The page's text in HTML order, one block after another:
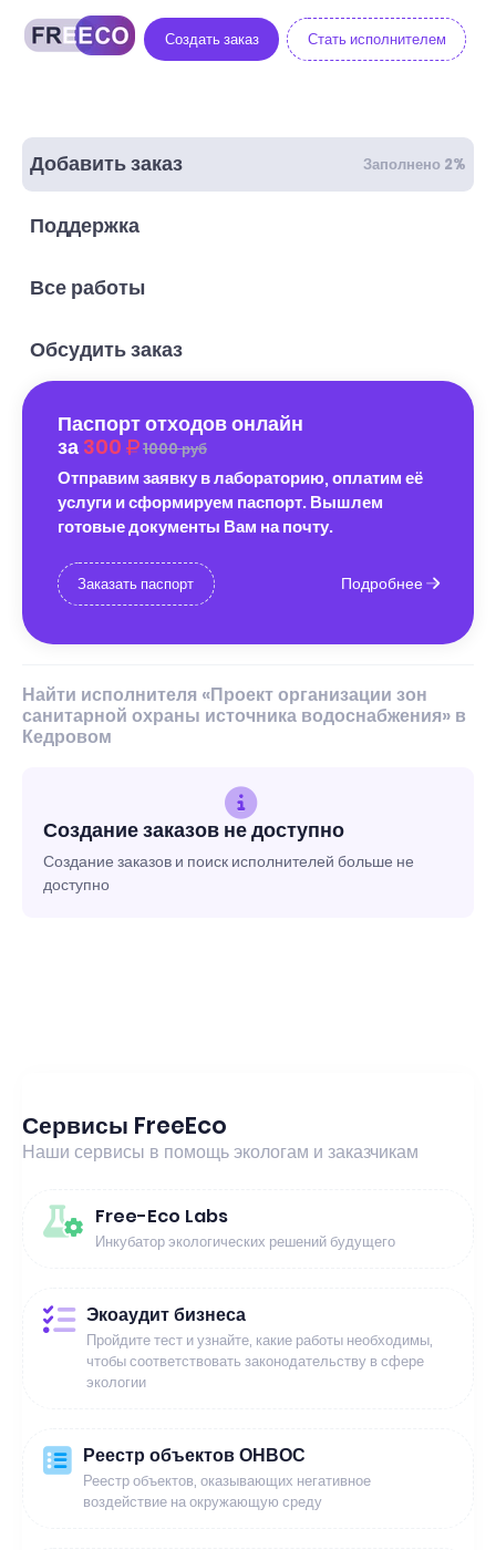
Создать заказ Стать исполнителем
Добавить заказ Заполнено 2%
Поддержка
Все работы
Обсудить заказ
Паспорт отходов онлайн
за 300 1000 руб
Отправим заявку в лабораторию, оплатим её
услуги и сформируем паспорт. Вышлем
готовые документы Вам на почту.
Заказать паспорт Подробнее
Найти исполнителя «Проект организации зон
санитарной охраны источника водоснабжения» в
Кедровом
Создание заказов не доступно
Создание заказов и поиск исполнителей больше не
доступно
Сервисы FreeEco
Наши сервисы в помощь экологам и заказчикам
Free-Eco Labs
Инкубатор экологических решений будущего
Экоаудит бизнеса
Пройдите тест и узнайте, какие работы необходимы,
чтобы соответствовать законодательству в сфере
экологии
Реестр объектов ОНВОС
Реестр объектов, оказывающих негативное
воздействие на окружающую среду